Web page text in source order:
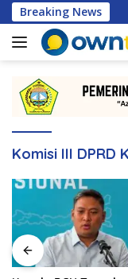
Langsung
ke
konten
Breaking News
2026
Komisi III DPRD